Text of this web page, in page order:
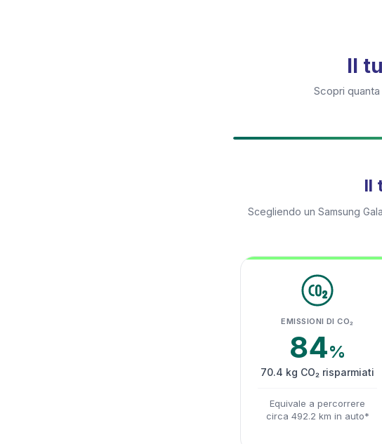
Il
Scopri
Il
Scegliendo un Samsung
EMISSIONI DI CO₂
84%
70.4 kg CO₂ risparmiati
Equivale a percorrere
circa 492.2 km in auto*